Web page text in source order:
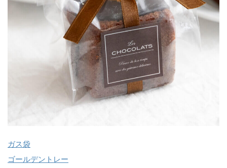
ガス袋
ゴールデントレー